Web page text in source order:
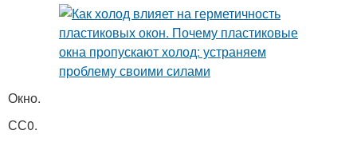
Окно.
СС0.